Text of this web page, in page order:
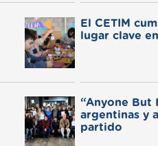
El CETIM
lugar clave
“Anyone But
argentinas y
partido